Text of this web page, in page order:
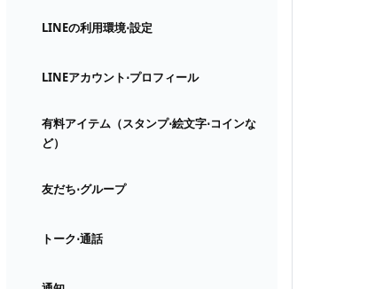
LINEの利用環境⋅設定
LINEアカウント⋅プロフィール
有料アイテム（スタンプ⋅絵文字⋅コインな
ど）
友だち⋅グループ
トーク⋅通話